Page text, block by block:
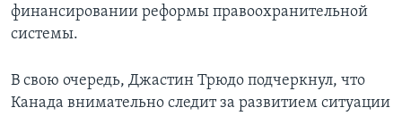
финансировании реформы правоохранительной
системы.
В свою очередь, Джастин Трюдо подчеркнул, что
Канада внимательно следит за развитием ситуации